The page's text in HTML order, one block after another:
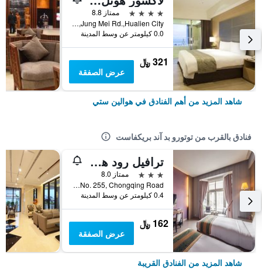
4 نجوم
ممتاز 8.8
No.142,Jung Mei Rd.,Hualien City, هوالين ستي, تايوان
0.0 كيلومتر عن وسط المدينة
321 ﷼
عرض الصفقة
شاهد المزيد من أهم الفنادق في هوالين ستي
فنادق بالقرب من توتورو بد آند بريكفاست
ترافيل رود هوتل
3 نجوم
ممتاز 8.0
No. 255, Chongqing Road, هوالين ستي, تايوان
0.4 كيلومتر عن وسط المدينة
162 ﷼
عرض الصفقة
شاهد المزيد من الفنادق القريبة